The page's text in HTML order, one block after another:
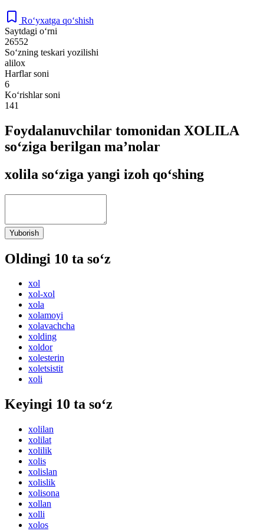
Ro‘yxatga qo‘shish
Saytdagi o‘rni
26552
So‘zning teskari yozilishi
alilox
Harflar soni
6
Ko‘rishlar soni
141
Foydalanuvchilar tomonidan XOLILA
so‘ziga berilgan ma’nolar
xolila so‘ziga yangi izoh qo‘shing
Yuborish
Oldingi 10 ta so‘z
xol
xol-xol
xola
xolamoyi
xolavachcha
xolding
xoldor
xolesterin
xoletsistit
xoli
Keyingi 10 ta so‘z
xolilan
xolilat
xolilik
xolis
xolislan
xolislik
xolisona
xollan
xolli
xolos